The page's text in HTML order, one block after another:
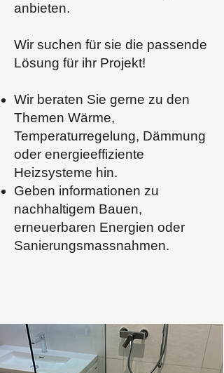
anbieten.
Wir suchen für sie die passende
Lösung für ihr Projekt!
Wir beraten Sie gerne zu den
Themen Wärme,
Temperaturregelung, Dämmung
oder energieeffiziente
Heizsysteme hin.
Geben informationen zu
nachhaltigem Bauen,
erneuerbaren Energien oder
Sanierungsmassnahmen.